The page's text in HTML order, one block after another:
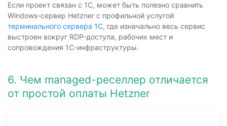
Если проект связан с 1С, может быть полезно сравнить
Windows-сервер Hetzner с профильной услугой
терминального сервера 1С, где изначально весь сервис
выстроен вокруг RDP-доступа, рабочих мест и
сопровождения 1С-инфраструктуры.
6. Чем managed-реселлер отличается
от простой оплаты Hetzner